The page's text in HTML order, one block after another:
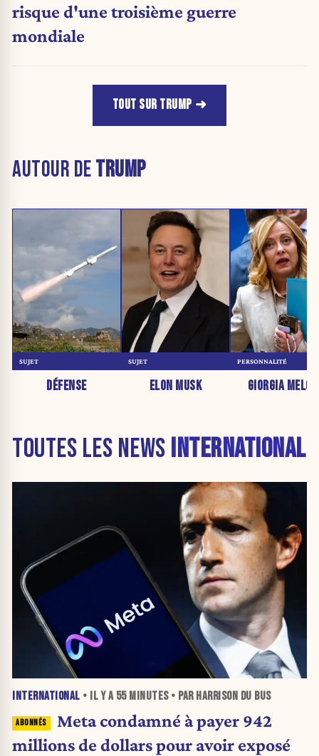
risque d'une troisième guerre
mondiale
TOUT SUR TRUMP
AUTOUR DETRUMP
DÉFENSE
SUJET
ELON MUSK
SUJET
GIORGIA
PERSONNALITÉ
TOUTES LES NEWS INTERNATIONAL
INTERNATIONAL • IL Y A 55 MINUTES• PAR HARRISON DU BUS
Meta condamné à payer 942
millions de dollars pour avoir exposé